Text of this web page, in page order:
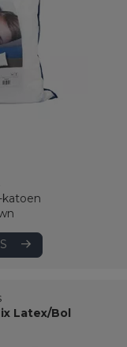
katoen
Latex/Bol